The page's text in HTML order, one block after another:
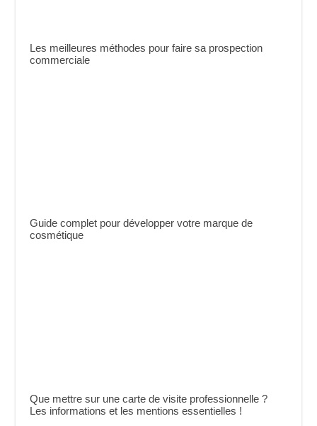
Les meilleures méthodes pour faire sa prospection
commerciale
Guide complet pour développer votre marque de
cosmétique
Que mettre sur une carte de visite professionnelle ?
Les informations et les mentions essentielles !